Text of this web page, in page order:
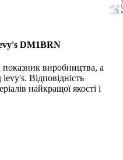
DM1BRN
показник виробництва, а
Відповідність
найкращої якості і